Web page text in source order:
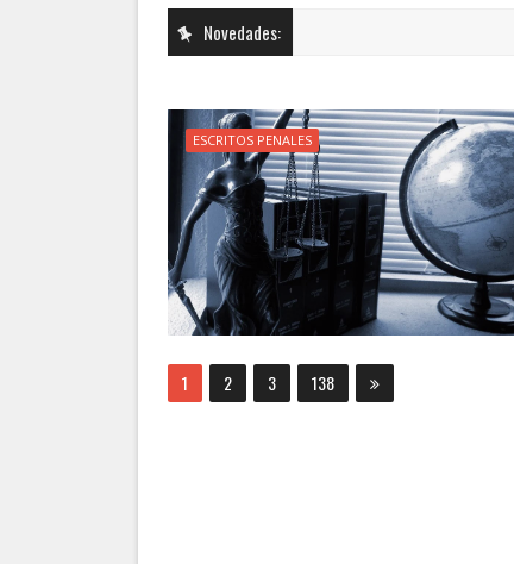
Novedades:
ESCRITOS PENALES
1 2 3 138